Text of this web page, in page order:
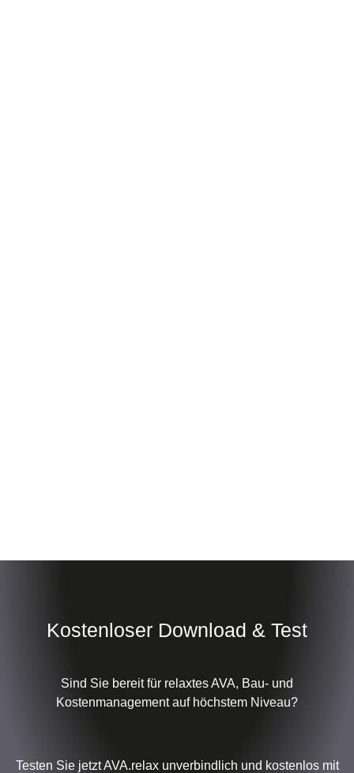
Kostenloser Download & Test
Sind Sie bereit für relaxtes AVA, Bau- und
Kostenmanagement auf höchstem Niveau?
Testen Sie jetzt AVA.relax unverbindlich und kostenlos mit